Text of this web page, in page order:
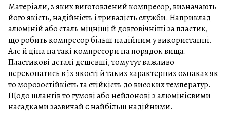
Матеріали, з яких виготовлений компресор, визначають
його якість, надійність і тривалість служби. Наприклад
алюміній або сталь міцніші й довговічніші за пластик,
що робить компресор більш надійним у використанні.
Але й ціна на такі компресори на порядок вища.
Пластикові деталі дешевші, тому тут важливо
переконатись в їх якості й таких характерних ознаках як
то морозостійкість та стійкість до високих температур.
Щодо шлангів то гумові або нейлонові з алюмінієвими
насадками зазвичай є найбільш надійними.